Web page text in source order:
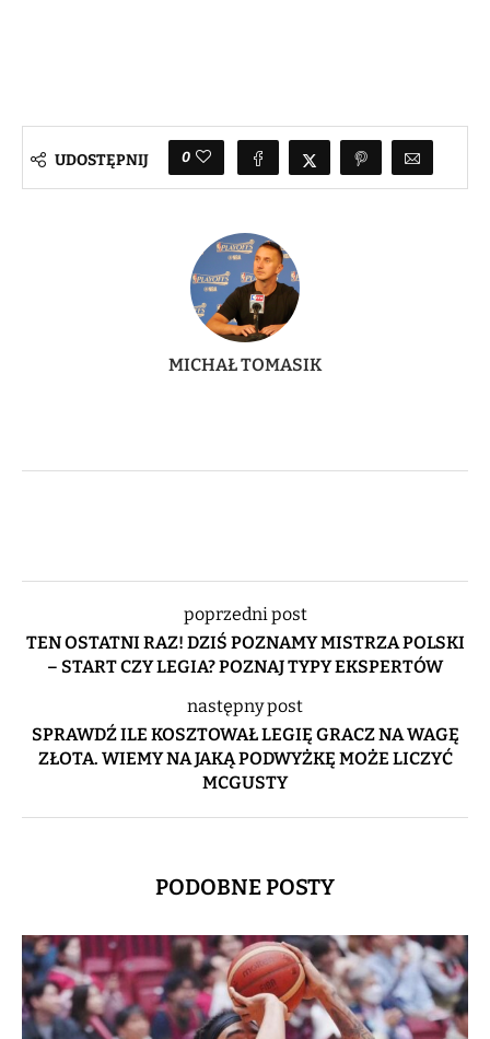
UDOSTĘPNIJ 0
MICHAŁ TOMASIK
poprzedni post
TEN OSTATNI RAZ! DZIŚ POZNAMY MISTRZA POLSKI
– START CZY LEGIA? POZNAJ TYPY EKSPERTÓW
następny post
SPRAWDŹ ILE KOSZTOWAŁ LEGIĘ GRACZ NA WAGĘ
ZŁOTA. WIEMY NA JAKĄ PODWYŻKĘ MOŻE LICZYĆ
MCGUSTY
PODOBNE POSTY